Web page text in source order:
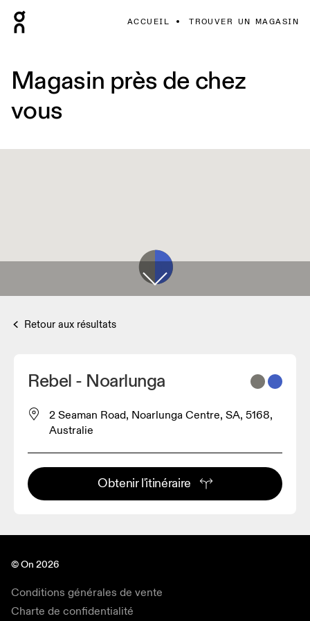
ACCUEIL TROUVER UN MAGASIN
Magasin près de chez
vous
Retour aux résultats
Rebel - Noarlunga
2 Seaman Road, Noarlunga Centre, SA, 5168,
Australie
Obtenir l'itinéraire
© On 2026
Conditions générales de vente
Charte de confidentialité